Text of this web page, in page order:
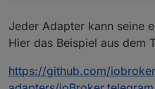
Jeder Adapter kann seine
Hier das Beispiel aus dem
https://github.com/